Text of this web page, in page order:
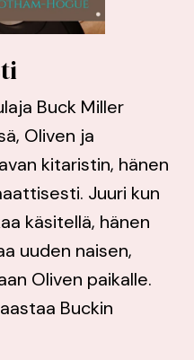
Buck Miller
Oliven ja
kitaristin, hänen
Juuri kun
käsitellä, hänen
uuden naisen,
Oliven paikalle.
Buckin